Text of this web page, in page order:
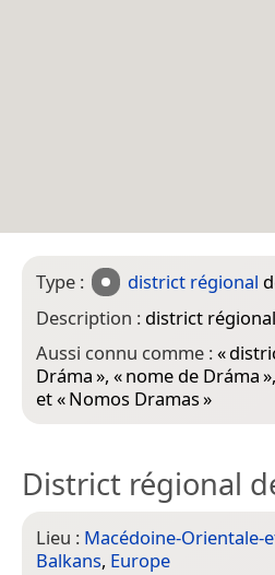
Type : district régional
Description : district
Aussi connu comme :«
Dráma», «nome de Dráma
et «Nomos Dramas»
District régional
Lieu : Macédoine-Orientale-
Balkans, Europe